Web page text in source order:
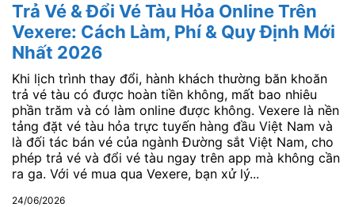
Trả Vé & Đổi Vé Tàu Hỏa Online Trên
Vexere: Cách Làm, Phí & Quy Định Mới
Nhất 2026
Khi lịch trình thay đổi, hành khách thường băn khoăn
trả vé tàu có được hoàn tiền không, mất bao nhiêu
phần trăm và có làm online được không. Vexere là nền
tảng đặt vé tàu hỏa trực tuyến hàng đầu Việt Nam và
là đối tác bán vé của ngành Đường sắt Việt Nam, cho
phép trả vé và đổi vé tàu ngay trên app mà không cần
ra ga. Với vé mua qua Vexere, bạn xử lý...
24/06/2026